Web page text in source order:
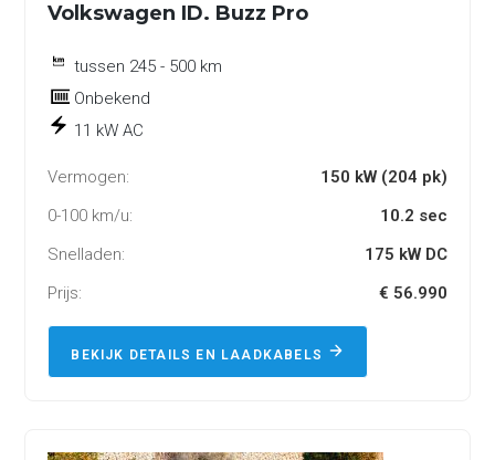
Volkswagen ID. Buzz Pro
tussen 245 - 500 km
Onbekend
11 kW AC
Vermogen:
150 kW (204 pk)
0-100 km/u:
10.2 sec
Snelladen:
175 kW DC
Prijs:
€ 56.990
BEKIJK DETAILS EN LAADKABELS